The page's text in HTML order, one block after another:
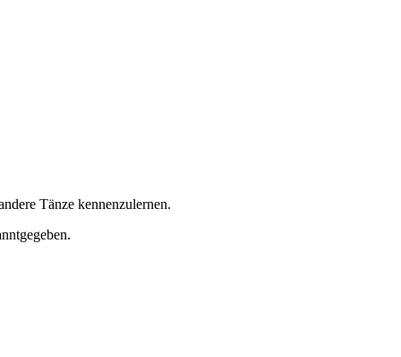
Tänze kennenzulernen.